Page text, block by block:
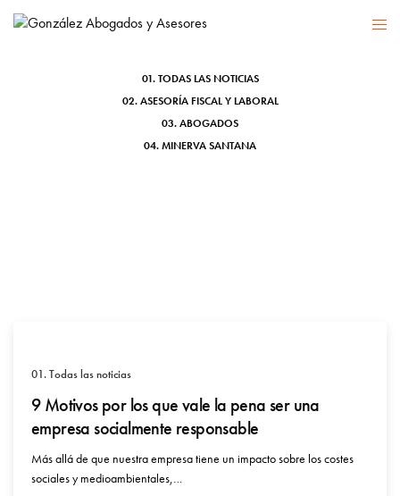
VALOR
01. TODAS LAS NOTICIAS
02. ASESORÍA FISCAL Y LABORAL
03. ABOGADOS
04. MINERVA SANTANA
01. Todas las noticias
9 Motivos por los que vale la pena ser una
empresa socialmente responsable
Más allá de que nuestra empresa tiene un impacto sobre los costes
sociales y medioambientales,…